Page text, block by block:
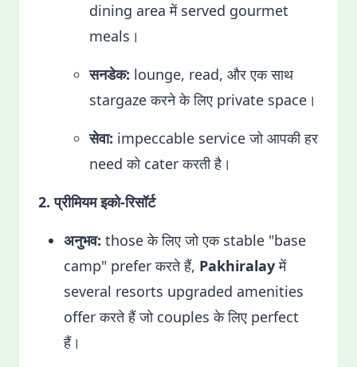
dining area में served gourmet
meals।
सनडेक: lounge, read, और एक साथ
stargaze करने के लिए private space।
सेवा: impeccable service जो आपकी हर
need को cater करती है।
2. प्रीमियम इको-रिसॉर्ट
अनुभव: those के लिए जो एक stable "base
camp" prefer करते हैं, Pakhiralayमें
several resorts upgraded amenities
offer करते हैं जो couples के लिए perfect
हैं।